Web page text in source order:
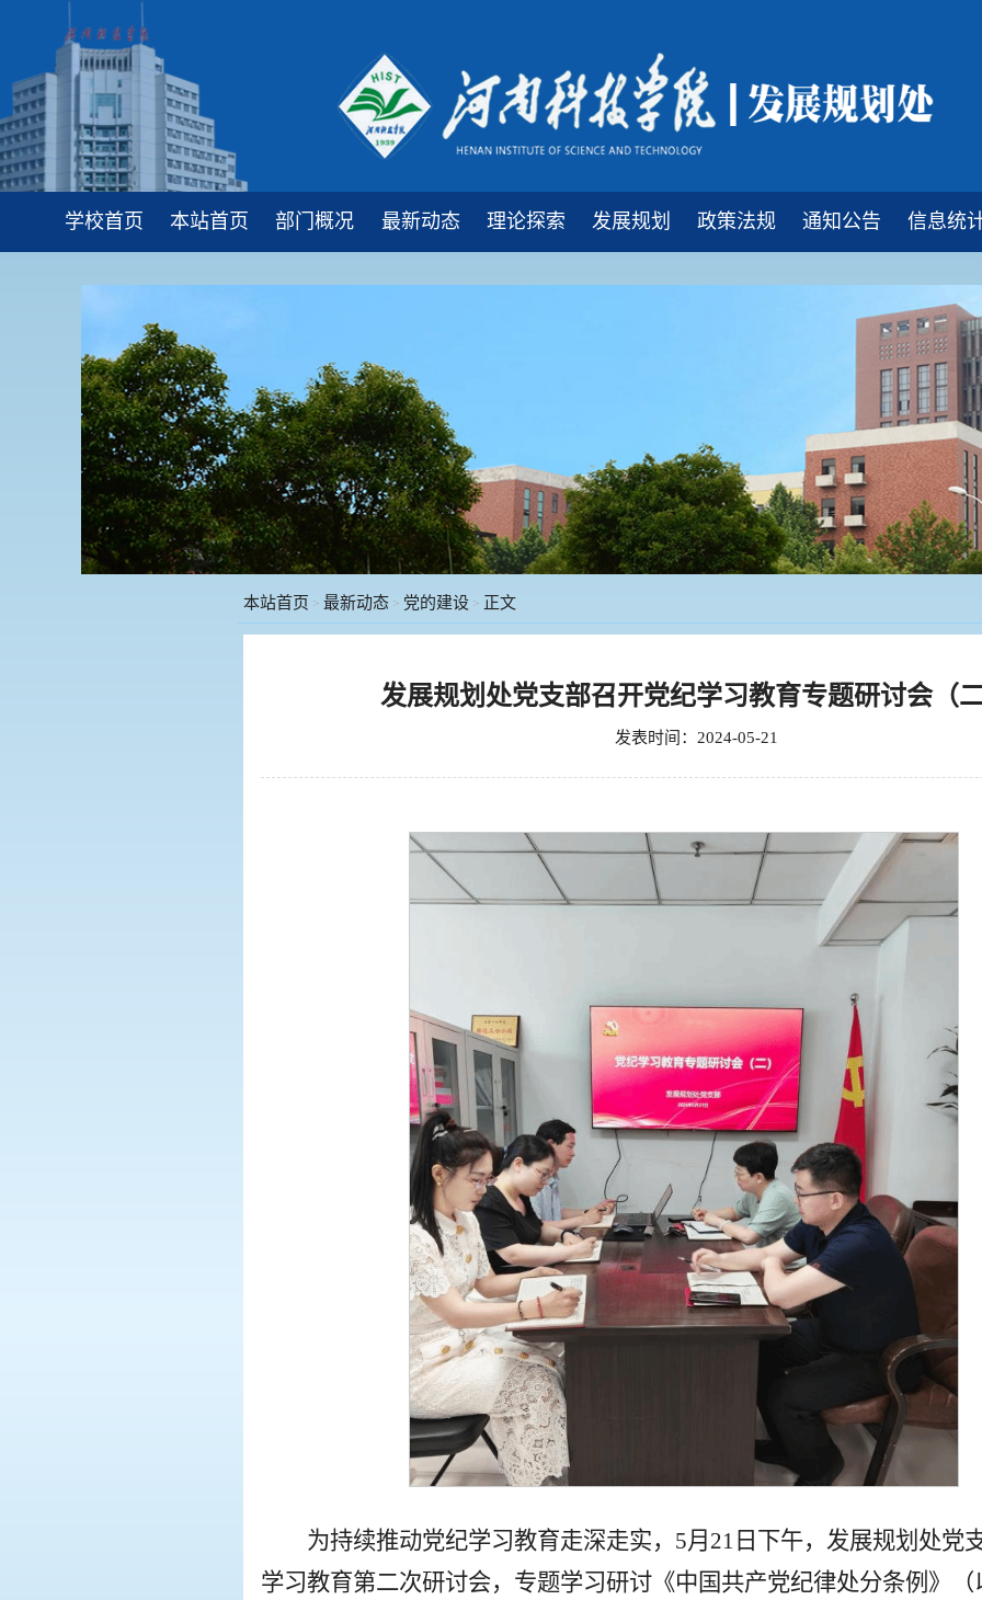
学校首页 本站首页 部门概况 最新动态 理论探索 发展规划 政策法规 通知公告 信息统
本站首页 > 最新动态 > 党的建设> 正文
发展规划处党支部召开党纪学习教育专题研讨会（
发表时间：2024-05-21
为持续推动党纪学习教育走深走实，5月21日下午，发展规划处党
学习教育第二次研讨会，专题学习研讨《中国共产党纪律处分条例》（